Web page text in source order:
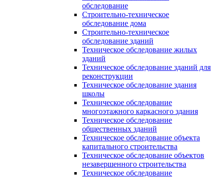
обследование
Строительно-техническое
обследование дома
Строительно-техническое
обследование зданий
Техническое обследование жилых
зданий
Техническое обследование зданий для
реконструкции
Техническое обследование здания
школы
Техническое обследование
многоэтажного каркасного здания
Техническое обследование
общественных зданий
Техническое обследование объекта
капитального строительства
Техническое обследование объектов
незавершенного строительства
Техническое обследование